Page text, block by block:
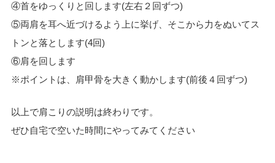
④首をゆっくりと回します(左右２回ずつ)
⑤両肩を耳へ近づけるよう上に挙げ、そこから力をぬいてス
トンと落とします(4回)
⑥肩を回します
※ポイントは、肩甲骨を大きく動かします(前後４回ずつ)
以上で肩こりの説明は終わりです。
ぜひ自宅で空いた時間にやってみてください